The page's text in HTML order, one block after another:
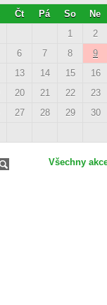
Čt Pá So
Ne
1
2
6 7 8
9
13 14 15
16
20 21 22
23
27 28 29
30
Všechny